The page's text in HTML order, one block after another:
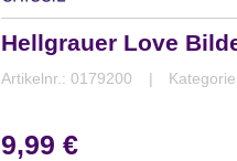
Hellgrauer Love
Artikelnr.: 0179200
9,99 €